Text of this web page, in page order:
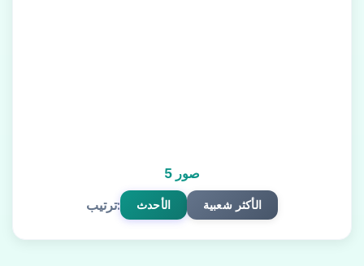
5 صور
ترتيب:
الأحدث الأكثر شعبية